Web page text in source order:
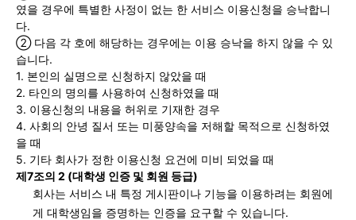
였을 경우에 특별한 사정이 없는 한 서비스 이용신청을 승낙합니
다.
② 다음 각 호에 해당하는 경우에는 이용 승낙을 하지 않을 수 있
습니다.
1. 본인의 실명으로 신청하지 않았을 때
2. 타인의 명의를 사용하여 신청하였을 때
3. 이용신청의 내용을 허위로 기재한 경우
4. 사회의 안녕 질서 또는 미풍양속을 저해할 목적으로 신청하였
을 때
5. 기타 회사가 정한 이용신청 요건에 미비 되었을 때
제7조의 2 (대학생 인증 및 회원 등급)
회사는 서비스 내 특정 게시판이나 기능을 이용하려는 회원에
게 대학생임을 증명하는 인증을 요구할 수 있습니다.